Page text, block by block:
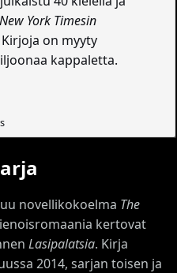
New York Timesin
on myyty
kappaletta.
novellikokoelma The
kertovat
Lasipalatsia. Kirja
2014, sarjan toisen ja